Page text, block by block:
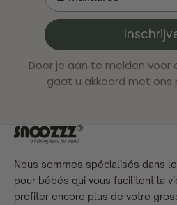
Door je aan te melden voor
gaat u akkoord met ons
Nous sommes spécialisés dans
pour bébés qui vous facilitent la
profiter encore plus de votre